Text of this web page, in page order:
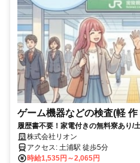
ゲーム機器などの検査(軽 作
履歴書不要！家電付きの無料寮あり/
株式会社リオン
アクセス: 土浦駅 徒歩5分
時給1,535円～2,065円